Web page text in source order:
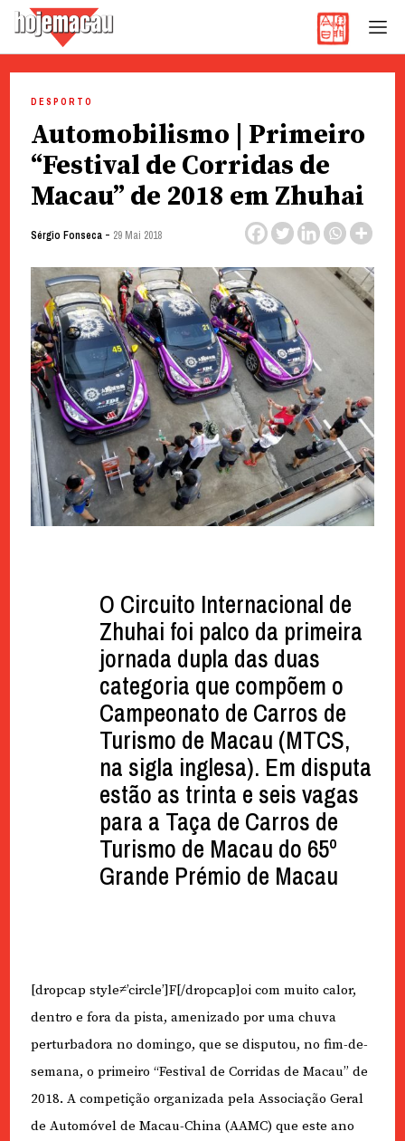
content
DESPORTO
Automobilismo | Primeiro
“Festival de Corridas de
Macau” de 2018 em Zhuhai
Sérgio Fonseca- 29 Mai 2018
O Circuito Internacional de
Zhuhai foi palco da primeira
jornada dupla das duas
categoria que compõem o
Campeonato de Carros de
Turismo de Macau (MTCS,
na sigla inglesa). Em disputa
estão as trinta e seis vagas
para a Taça de Carros de
Turismo de Macau do 65º
Grande Prémio de Macau
[dropcap style≠’circle’]F[/dropcap]oi com muito calor,
dentro e fora da pista, amenizado por uma chuva
perturbadora no domingo, que se disputou, no fim-de-
semana, o primeiro “Festival de Corridas de Macau” de
2018. A competição organizada pela Associação Geral
de Automóvel de Macau-China (AAMC) que este ano